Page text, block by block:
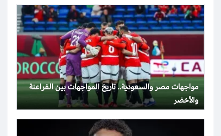
مواجهات مصر والسعودية.. تاريخ المواجهات بين الفراعنة
والأخضر